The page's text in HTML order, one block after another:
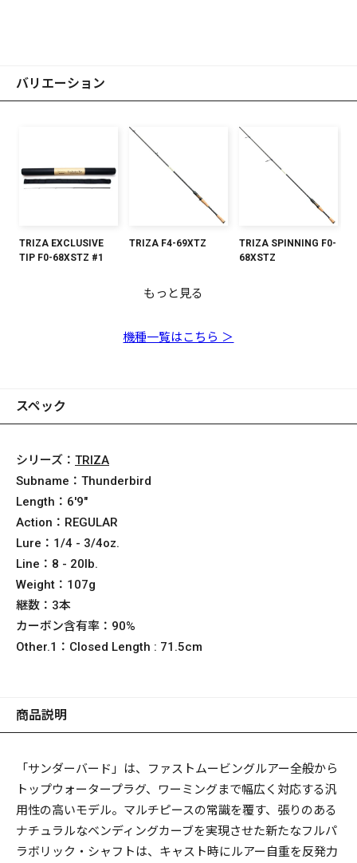
バリエーション
TRIZA EXCLUSIVE
TIP F0-68XSTZ #1
TRIZA F4-69XTZ
TRIZA SPINNING F0-
68XSTZ
63XTZ
もっと見る
機種一覧はこちら ＞
スペック
シリーズ： TRIZA
Subname： Thunderbird
Length： 6'9"
Action： REGULAR
Lure： 1/4 - 3/4oz.
Line： 8 - 20lb.
Weight： 107g
継数： 3本
カーボン含有率： 90%
Other.1： Closed Length : 71.5cm
商品説明
「サンダーバード」は、ファストムービングルアー全般から
トップウォータープラグ、ワーミングまで幅広く対応する汎
用性の高いモデル。マルチピースの常識を覆す、張りのある
ナチュラルなベンディングカーブを実現させた新たなフルパ
ラボリック・シャフトは、キャスト時にルアー自重を反発力